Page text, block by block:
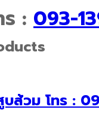
: 093-
ส้วม โทร :